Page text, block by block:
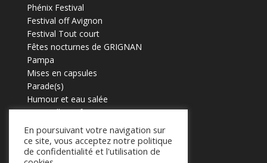
Phénix Festival
Festival off Avignon
Festival Tout court
Fêtes nocturnes de GRIGNAN
Pampa
Mises en capsules
Parade(s)
Humour et eau salée
Marmaille en fugues
En poursuivant votre navigation sur
ce site, vous acceptez notre politique
de confidentialité et l'utilisation de